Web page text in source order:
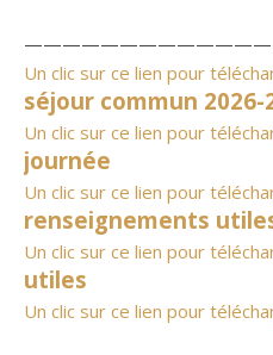
Un clic sur ce lien pour
séjour commun 2026-
Un clic sur ce lien pour
journée
Un clic sur ce lien pour
renseignements
Un clic sur ce lien pour
utiles
Un clic sur ce lien pour